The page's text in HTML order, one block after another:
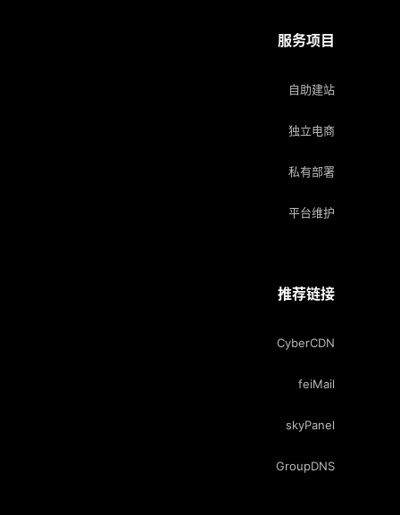
服务项目
自助建站
独立电商
私有部署
平台维护
推荐链接
CyberCDN
feiMail
skyPanel
GroupDNS